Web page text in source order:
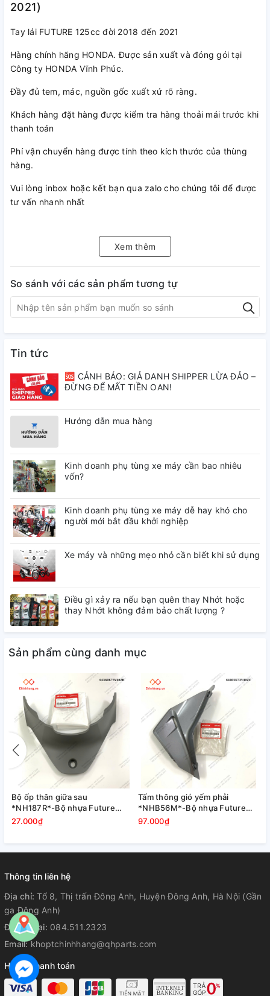
2021)
Tay lái FUTURE 125cc đời 2018 đến 2021
Hàng chính hãng HONDA. Được sản xuất và đóng gói tại
Công ty HONDA Vĩnh Phúc.
Đầy đủ tem, mác, nguồn gốc xuất xứ rõ ràng.
Khách hàng đặt hàng được kiểm tra hàng thoải mái trước khi
thanh toán
Phí vận chuyển hàng được tính theo kích thước của thùng
hàng.
Vui lòng inbox hoặc kết bạn qua zalo cho chúng tôi để được
tư vấn nhanh nhất
UY TÍN- CHẤT LƯỢNG-LUÔN ĐẶT SỰ HÀI LÒNG CỦA
Xem thêm
So sánh với các sản phẩm tương tự
Tin tức
🆘 CẢNH BÁO: GIẢ DANH SHIPPER LỪA ĐẢO –
ĐỪNG ĐỂ MẤT TIỀN OAN!
Hướng dẫn mua hàng
Kinh doanh phụ tùng xe máy cần bao nhiêu
vốn?
Kinh doanh phụ tùng xe máy dễ hay khó cho
người mới bắt đầu khởi nghiệp
Xe máy và những mẹo nhỏ cần biết khi sử dụng
Điều gì xảy ra nếu bạn quên thay Nhớt hoặc
thay Nhớt không đảm bảo chất lượng ?
Sản phẩm cùng danh mục
Bộ ốp thân giữa sau
*NH187R*-Bộ nhựa Future
125-2019 màu trắng
27.000₫
Tấm thông gió yếm phải
*NHB56M*-Bộ nhựa Future
125-2019 màu trắng
97.000₫
Thông tin liên hệ
Địa chỉ:Tổ 8, Thị trấn Đông Anh, Huyện Đông Anh, Hà Nội (Gần
ga Đông Anh)
Điện thoại: 084.511.2323
Email:khoptchinhhang@qhparts.com
Hỗ trợ thanh toán